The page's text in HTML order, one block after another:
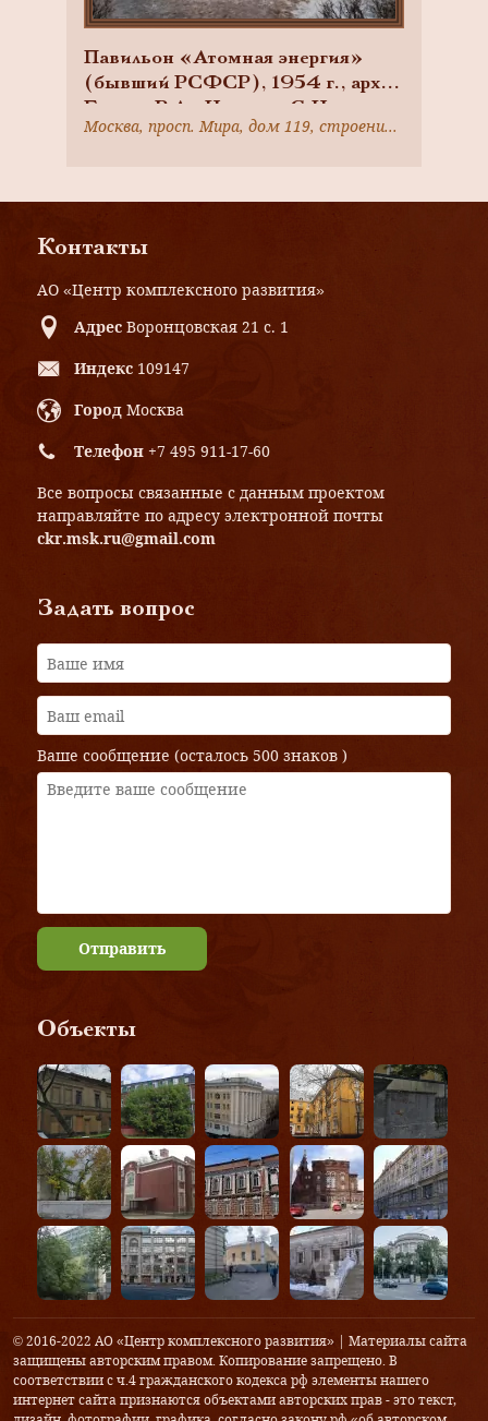
Павильон «Атомная энергия»
(бывший РСФСР), 1954 г., арх.
Бегунц Р.А., Никулин С.Н.,
комплекс Всесоюзной
Москва, просп. Мира, дом 119, строение 71
Контакты
АО «Центр комплексного развития»
Адрес Воронцовская 21 с. 1
Индекс 109147
Город Москва
Телефон +7 495 911-17-60
Все вопросы связанные с данным проектом
направляйте по адресу электронной почты
ckr.msk.ru@gmail.com
Задать вопрос
Ваше сообщение (осталось 500 знаков )
Отправить
Объекты
© 2016-2022 АО «Центр комплексного развития» | Материалы сайта
защищены авторским правом. Копирование запрещено. В
соответствии с ч.4 гражданского кодекса рф элементы нашего
интернет сайта признаются объектами авторских прав - это текст,